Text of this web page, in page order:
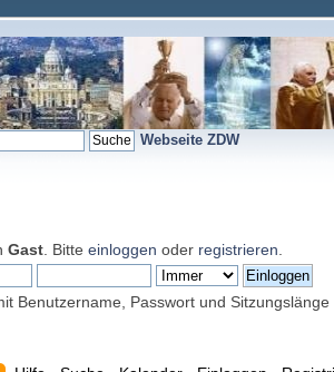
Webseite ZDW
Gast . Bitte einloggen oder registrieren
Benutzername, Passwort und Sitzungslänge